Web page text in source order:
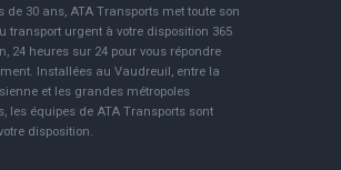
de 30 ans, ATA Transports met toute son
transport urgent à votre disposition 365
24 heures sur 24 pour vous répondre
Installées au Vaudreuil, entre la
et les grandes métropoles
les équipes de ATA Transports sont
disposition.